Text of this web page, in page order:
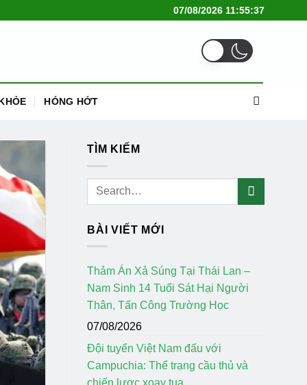
07/08/2026 11:55:38
HÓNG HỚT
TÌM KIẾM
BÀI VIẾT MỚI
Thảm Án Xả Súng Tại Thái Lan –
Nam Sinh 14 Tuổi Sát Hại Người
Thân, Tấn Công Trường Học
07/08/2026
Đội tuyển Việt Nam đấu với
Campuchia: Thể trạng cầu thủ và
chiến lược xoay tua